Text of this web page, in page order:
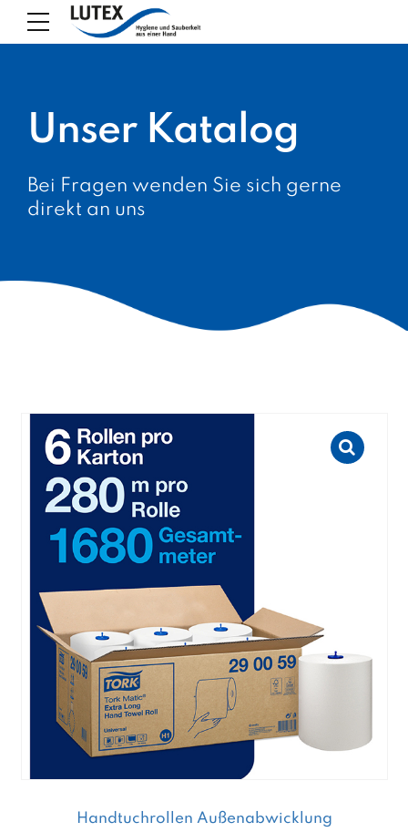
Unser Katalog
Bei Fragen wenden Sie sich gerne
direkt an uns
Handtuchrollen Außenabwicklung